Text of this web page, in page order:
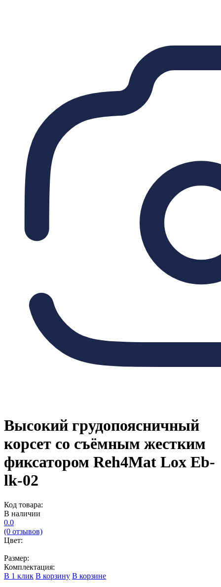
Высокий грудопоясничный
корсет со съёмным жестким
фиксатором Reh4Mat Lox Eb-
lk-02
Код товара:
В наличии
0.0
(0 отзывов)
Цвет:
Размер:
Комплектация:
В 1 клик В корзину В корзине